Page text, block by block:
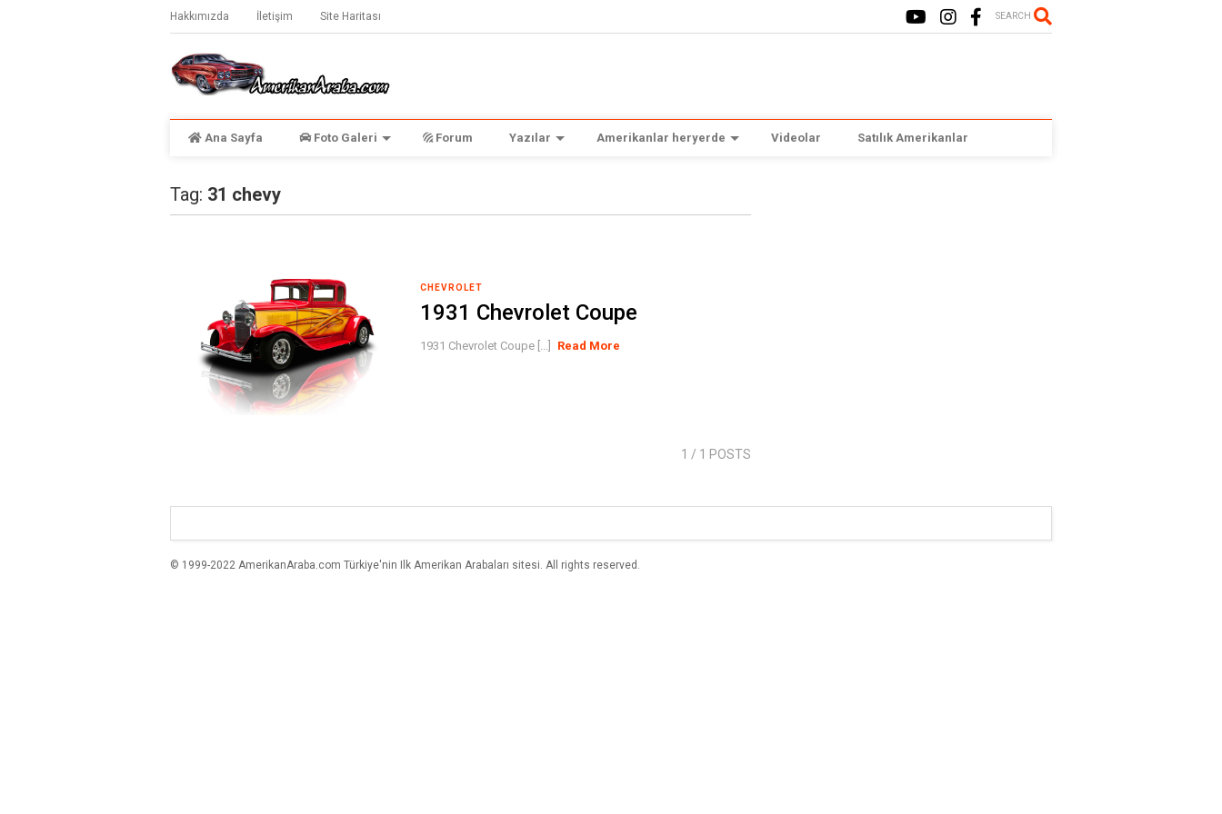
Hakkımızda İletişim Site Haritası SEARCH
Ana Sayfa Foto Galeri Forum Yazılar Amerikanlar heryerde Videolar Satılık Amerikanlar
Tag: 31 chevy
CHEVROLET
1931 Chevrolet Coupe
1931 Chevrolet Coupe [...] Read More
1 / 1 POSTS
© 1999-2022 AmerikanAraba.com Türkiye'nin Ilk Amerikan Arabaları sitesi. All rights reserved.